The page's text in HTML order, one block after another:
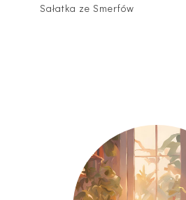
Sałatka ze Smerfów